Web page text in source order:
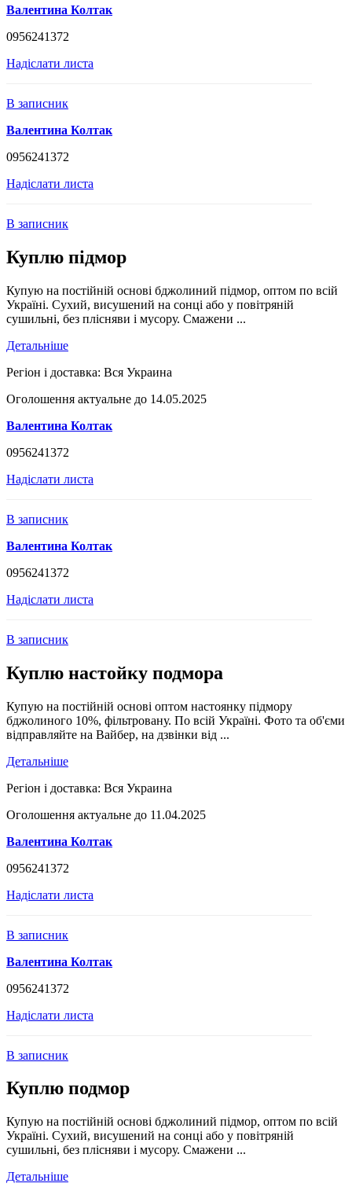
Валентина Колтак
0956241372
Надіслати листа
В записник
Валентина Колтак
0956241372
Надіслати листа
В записник
Куплю підмор
Купую на постійній основі бджолиний підмор, оптом по всій
Україні. Сухий, висушений на сонці або у повітряній
сушильні, без плісняви і мусору. Смажени ...
Детальніше
Регіон і доставка: Вся Украина
Оголошення актуальне до 14.05.2025
Валентина Колтак
0956241372
Надіслати листа
В записник
Валентина Колтак
0956241372
Надіслати листа
В записник
Куплю настойку подмора
Купую на постійній основі оптом настоянку підмору
бджолиного 10%, фільтровану. По всій Україні. Фото та об'єми
відправляйте на Вайбер, на дзвінки від ...
Детальніше
Регіон і доставка: Вся Украина
Оголошення актуальне до 11.04.2025
Валентина Колтак
0956241372
Надіслати листа
В записник
Валентина Колтак
0956241372
Надіслати листа
В записник
Куплю подмор
Купую на постійній основі бджолиний підмор, оптом по всій
Україні. Сухий, висушений на сонці або у повітряній
сушильні, без плісняви і мусору. Смажени ...
Детальніше